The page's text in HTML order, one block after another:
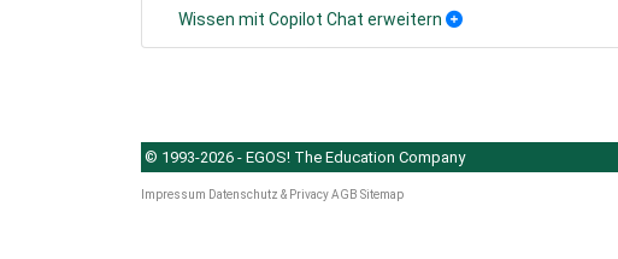
Wissen mit Copilot Chat erweitern
© 1993-2026 - EGOS! The Education Company
Impressum Datenschutz & PrivacyAGB Sitemap